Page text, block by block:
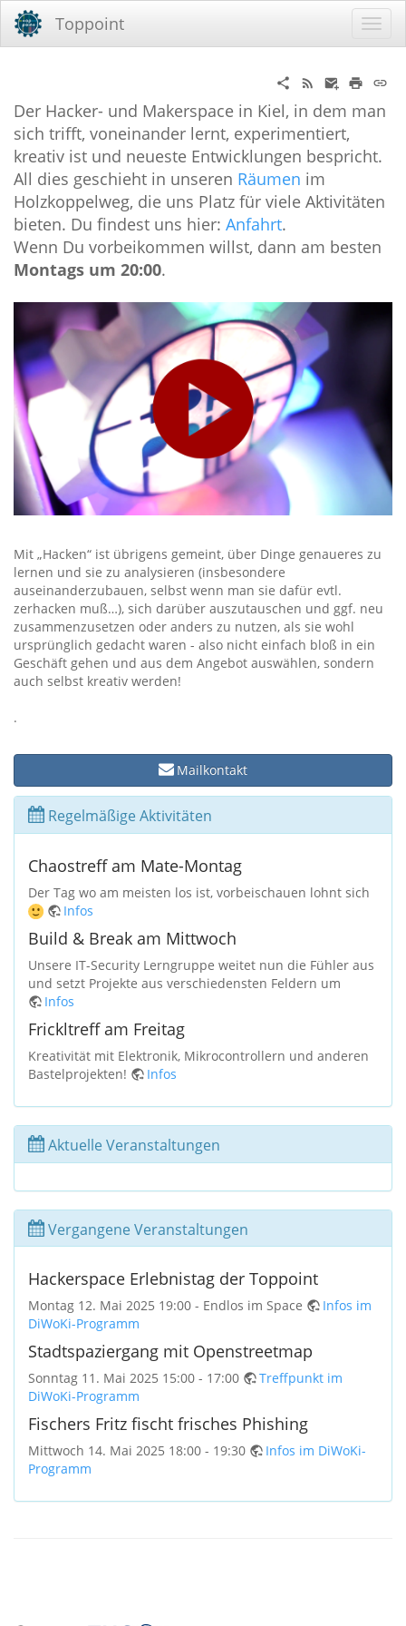
Toppoint
Der Hacker- und Makerspace in Kiel, in dem man
sich trifft, voneinander lernt, experimentiert,
kreativ ist und neueste Entwicklungen bespricht.
All dies geschieht in unseren Räumen im
Holzkoppelweg, die uns Platz für viele Aktivitäten
bieten. Du findest uns hier: Anfahrt.
Wenn Du vorbeikommen willst, dann am besten
Montags um 20:00.
Mit „Hacken“ ist übrigens gemeint, über Dinge genaueres zu
lernen und sie zu analysieren (insbesondere
auseinanderzubauen, selbst wenn man sie dafür evtl.
zerhacken muß…), sich darüber auszutauschen und ggf. neu
zusammenzusetzen oder anders zu nutzen, als sie wohl
ursprünglich gedacht waren - also nicht einfach bloß in ein
Geschäft gehen und aus dem Angebot auswählen, sondern
auch selbst kreativ werden!
.
Mailkontakt
Regelmäßige Aktivitäten
Chaostreff am Mate-Montag
Der Tag wo am meisten los ist, vorbeischauen lohnt sich
Infos
Build & Break am Mittwoch
Unsere IT-Security Lerngruppe weitet nun die Fühler aus
und setzt Projekte aus verschiedensten Feldern um
Infos
Frickltreff am Freitag
Kreativität mit Elektronik, Mikrocontrollern und anderen
Bastelprojekten!
Infos
Aktuelle Veranstaltungen
Vergangene Veranstaltungen
Hackerspace Erlebnistag der Toppoint
Montag 12. Mai 2025 19:00 - Endlos im Space
Infos im
DiWoKi-Programm
Stadtspaziergang mit Openstreetmap
Sonntag 11. Mai 2025 15:00 - 17:00
Treffpunkt im
DiWoKi-Programm
Fischers Fritz fischt frisches Phishing
Mittwoch 14. Mai 2025 18:00 - 19:30
Infos im DiWoKi-
Programm